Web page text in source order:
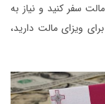
سفر کنید و نیاز به
ویزای مالت دارید،